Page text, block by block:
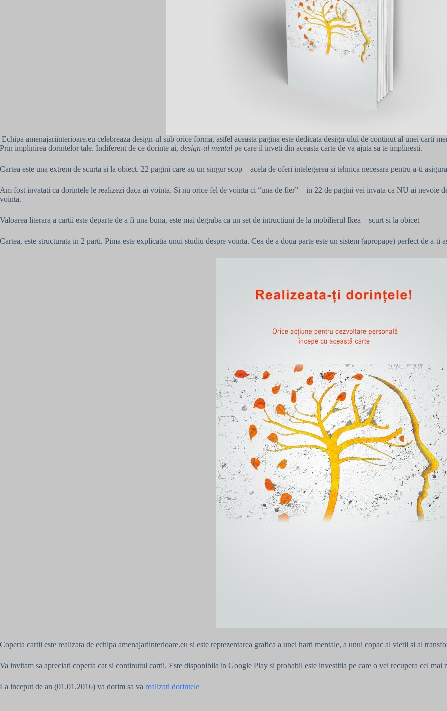
Echipa amenajariinterioare.eu celebreaza design-ul sub orice forma, astfel aceasta pagina este dedicata design-ului de continut al unei carti
Prin implinirea dorintelor tale. Indiferent de ce dorinte ai, design-ul mental pe care il inveti din aceasta carte de va ajuta sa te implinesti.
Cartea este una extrem de scurta si la obiect. 22 pagini care au un singur scop – acela de oferi intelegerea si tehnica necesara pentru a-ti
Am fost invatati ca dorintele le realizezi daca ai vointa. Si nu orice fel de vointa ci “una de fier” – in 22 de pagini vei invata ca NU ai nevoie
vointa.
Valoarea literara a cartii este departe de a fi una buna, este mai degraba ca un set de intructiuni de la mobilierul Ikea – scurt si la obicet
Cartea, este structurata in 2 parti. Pima este explicatia unui studiu despre vointa. Cea de a doua parte este un sistem (apropape) perfect de a-ti
Coperta cartii este realizata de echipa amenajariinterioare.eu si este reprezentarea grafica a unei harti mentale, a unui copac al vietii si al
Va invitam sa apreciati coperta cat si continutul cartii. Este disponibila in Google Play si probabil este investitia pe care o vei recupera cel mai
La inceput de an (01.01.2016) va dorim sa va realizati dorintele